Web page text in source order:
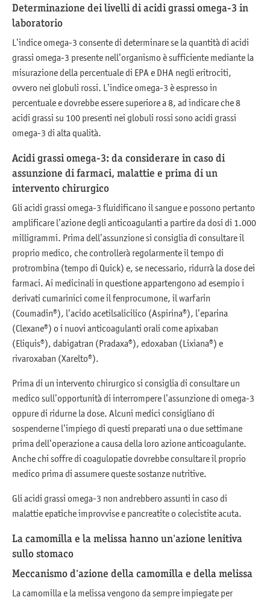
Determinazione dei livelli di acidi grassi omega-3 in
laboratorio
L’indice omega-3 consente di determinare se la quantità di acidi
grassi omega-3 presente nell’organismo è sufficiente mediante la
misurazione della percentuale di EPA e DHA negli eritrociti,
ovvero nei globuli rossi. L’indice omega-3 è espresso in
percentuale e dovrebbe essere superiore a 8, ad indicare che 8
acidi grassi su 100 presenti nei globuli rossi sono acidi grassi
omega-3 di alta qualità.
Acidi grassi omega-3: da considerare in caso di
assunzione di farmaci, malattie e prima di un
intervento chirurgico
Gli acidi grassi omega-3 fluidificano il sangue e possono pertanto
amplificare l’azione degli anticoagulanti a partire da dosi di 1.000
milligrammi. Prima dell’assunzione si consiglia di consultare il
proprio medico, che controllerà regolarmente il tempo di
protrombina (tempo di Quick) e, se necessario, ridurrà la dose dei
farmaci. Ai medicinali in questione appartengono ad esempio i
derivati cumarinici come il fenprocumone, il warfarin
(Coumadin®), l’acido acetilsalicilico (Aspirina®), l’eparina
(Clexane®) o i nuovi anticoagulanti orali come apixaban
(Eliquis®), dabigatran (Pradaxa®), edoxaban (Lixiana®) e
rivaroxaban (Xarelto®).
Prima di un intervento chirurgico si consiglia di consultare un
medico sull’opportunità di interrompere l’assunzione di omega-3
oppure di ridurne la dose. Alcuni medici consigliano di
sospenderne l’impiego di questi preparati una o due settimane
prima dell’operazione a causa della loro azione anticoagulante.
Anche chi soffre di coagulopatie dovrebbe consultare il proprio
medico prima di assumere queste sostanze nutritive.
Gli acidi grassi omega-3 non andrebbero assunti in caso di
malattie epatiche improvvise e pancreatite o colecistite acuta.
La camomilla e la melissa hanno un’azione lenitiva
sullo stomaco
Meccanismo d’azione della camomilla e della melissa
La camomilla e la melissa vengono da sempre impiegate per